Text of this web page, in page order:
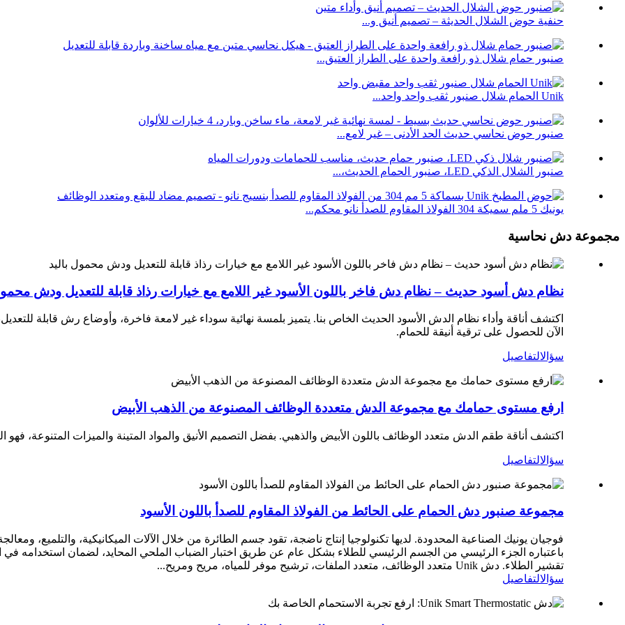
حنفية حوض الشلال الحديثة – تصميم أنيق و...
صنبور حمام شلال ذو رافعة واحدة على الطراز العتيق...
Unik الحمام شلال صنبور ثقب واحد واحد...
صنبور حوض نحاسي حديث الحد الأدنى – غير لامع...
صنبور الشلال الذكي LED، صنبور الحمام الحديث،...
يونيك 5 ملم سميكة 304 الفولاذ المقاوم للصدأ نانو محكم...
مجموعة دش نحاسية
نظام دش أسود حديث – نظام دش فاخر باللون الأسود غير اللامع مع خيارات رذاذ قابلة للتعديل ودش
اكتشف أناقة وأداء نظام الدش الأسود الحديث الخاص بنا. يتميز بلمسة نهائية سوداء غير لامعة فاخرة، وأوضاع رش قابلة
الآن للحصول على ترقية أنيقة للحمام.
سؤالالتفاصيل
ارفع مستوى حمامك مع مجموعة الدش متعددة الوظائف المصنوعة من الذهب الأبيض
اكتشف أناقة طقم الدش متعدد الوظائف باللون الأبيض والذهبي. بفضل التصميم الأنيق والمواد المتينة والميزات المتنوعة، فهو
سؤالالتفاصيل
مجموعة صنبور دش الحمام على الحائط من الفولاذ المقاوم للصدأ باللون الأسود
فوجيان يونيك الصناعية المحدودة. لديها تكنولوجيا إنتاج ناضجة، تقود جسم الطائرة من خلال الآلات الميكانيكية، والتلميع،
باعتباره الجزء الرئيسي من الجسم الرئيسي للطلاء بشكل عام عن طريق اختبار الضباب الملحي المحايد، لضمان استخدامه في
تقشير الطلاء. دش Unik متعدد الوظائف، متعدد الملفات، ترشيح موفر للمياه، مريح ومريح...
سؤالالتفاصيل